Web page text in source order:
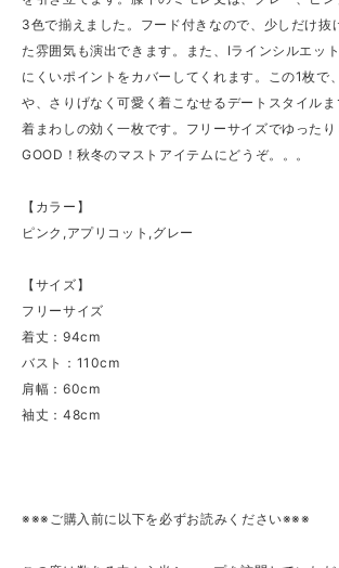
3色で揃えました。フード付きなので、少しだけ抜
た雰囲気も演出できます。また、Iラインシルエッ
にくいポイントをカバーしてくれます。この1枚で
や、さりげなく可愛く着こなせるデートスタイル
着まわしの効く一枚です。フリーサイズでゆったり
GOOD！秋冬のマストアイテムにどうぞ。。。
【カラー】
ピンク,アプリコット,グレー
【サイズ】
フリーサイズ
着丈：94cm
バスト：110cm
肩幅：60cm
袖丈：48cm
※※※ご購入前に以下を必ずお読みください※※※